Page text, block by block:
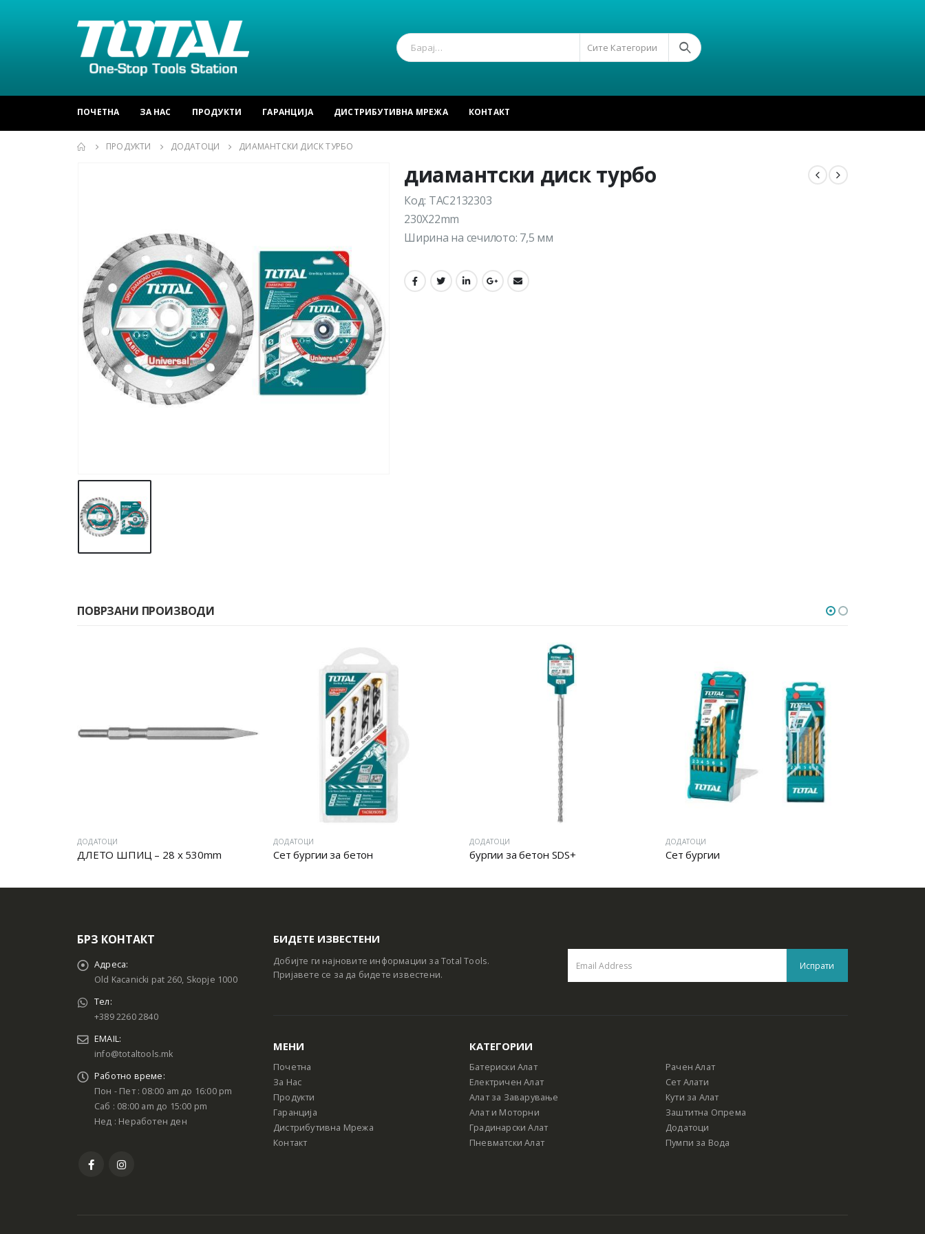
Сите Категории
ПОЧЕТНА ЗА НАС ПРОДУКТИ ГАРАНЦИЈА ДИСТРИБУТИВНА МРЕЖА КОНТАКТ
ПРОДУКТИ ДОДАТОЦИ ДИАМАНТСКИ ДИСК ТУРБО
диамантски диск турбо
Код: TAC2132303
230X22mm
Ширина на сечилото: 7,5 мм
ПОВРЗАНИ ПРОИЗВОДИ
ДЛЕТО ШПИЦ – 28 x 530mm Сет бургии за бетон бургии за бетон SDS+
БРЗ КОНТАКТ
Адреса:
Old Kacanicki pat 260, Skopje 1000
Тел:
+389 2260 2840
EMAIL:
info@totaltools.mk
Работно време:
Пон - Пет : 08:00 am до 16:00 pm
Саб : 08:00 am до 15:00 pm
Нед : Неработен ден
БИДЕТЕ ИЗВЕСТЕНИ
Добијте ги најновите информации за Total Tools.
Пријавете се за да бидете известени.
МЕНИ
Почетна
За Нас
Продукти
Гаранција
Дистрибутивна Мрежа
Контакт
КАТЕГОРИИ
Батериски Алат
Електричен Алат
Алат за Заварување
Алат и Моторни
Градинарски Алат
Пневматски Алат
Рачен Алат
Сет Алати
Кути за Алат
Заштитна Опрема
Додатоци
Пумпи за Вода